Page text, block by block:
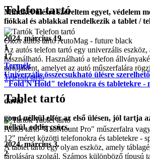
Telefon tartó
Okos autós tartó AutoMag - future black
Az autós telefon tartó egy univerzális eszköz,
használható. Használható a telefon
tartójaként, amelyet az autó műszerfalára
Telefon tartó
Tablet tartó
Autós tartó "TabMount Pro" műszerfalra
12" méret közötti telefonokra és tabletekre -
A tablet tartó egy olyan eszköz, amely
tárolására szolgál. Számos különböző típusú
Mindkét ülésre szereltem egyet, védelem
fiókkal és ablakkal rendelkezik a tablet /
2024. március 19.
1
17
Termék
Univerzális összecsukható ülésre
"Fold'N'Hold" telefonokra és tabletekre -
david
gond nélkül elfér az első ülésen, jól tartja
nélkül, eddig csúcs.
2024. március 3.
2